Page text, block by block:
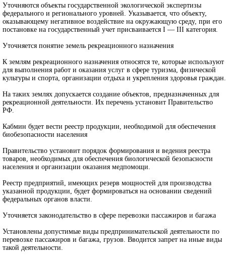
Уточняются объекты государственной экологической экспертизы
федерального и регионального уровней. Указывается, что объекту,
оказывающему негативное воздействие на окружающую среду, при его
постановке на государственный учет присваивается I — III категория.
Уточняется понятие земель рекреационного назначения
К землям рекреационного назначения относятся те, которые используют
для выполнения работ и оказания услуг в сфере туризма, физической
культуры и спорта, организации отдыха и укрепления здоровья граждан.
На таких землях допускается создание объектов, предназначенных для
рекреационной деятельности. Их перечень установит Правительство
РФ.
Кабмин будет вести реестр продукции, необходимой для обеспечения
биобезопасности населения
Правительство установит порядок формирования и ведения реестра
товаров, необходимых для обеспечения биологической безопасности
населения и организации оказания медпомощи.
Реестр предприятий, имеющих резерв мощностей для производства
указанной продукции, будет формироваться на основании сведений
федеральных органов власти.
Уточняется законодательство в сфере перевозки пассажиров и багажа
Установлены допустимые виды предпринимательской деятельности по
перевозке пассажиров и багажа, грузов. Вводится запрет на иные виды
такой деятельности.